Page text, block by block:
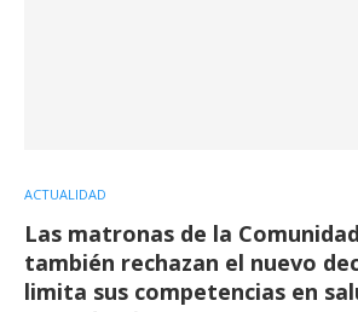
ACTUALIDAD
Las matronas de la
también rechazan el nuevo
limita sus competencias en